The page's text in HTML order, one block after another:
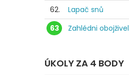
62.
Lapač snů
63
Zahlédni
ÚKOLY ZA 4 BODY